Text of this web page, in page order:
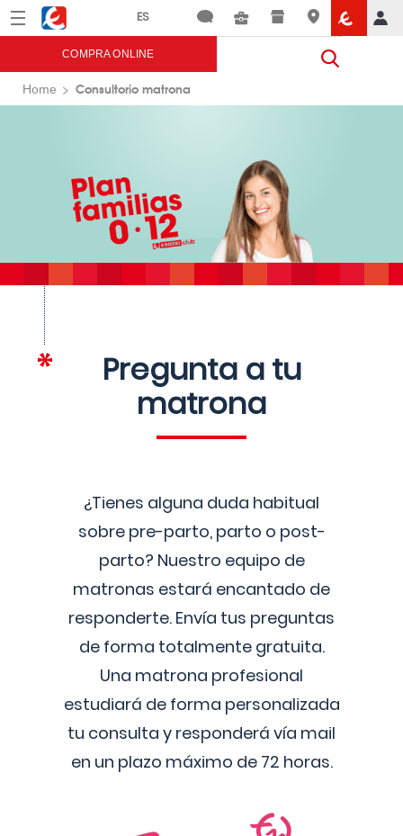
Menú Eroski
COMPRA ONLINE
Home Consultorio matrona
Pregunta a tu
matrona
¿Tienes alguna duda habitual
sobre pre-parto, parto o post-
parto? Nuestro equipo de
matronas estará encantado de
responderte. Envía tus preguntas
de forma totalmente gratuita.
Una matrona profesional
estudiará de forma personalizada
tu consulta y responderá vía mail
en un plazo máximo de 72 horas.